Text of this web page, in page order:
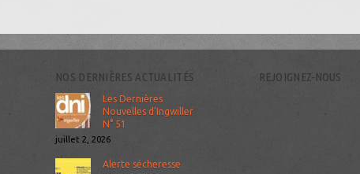
NOS DERNIÈRES ACTUALITÉS
Les Dernières
Nouvelles d’Ingwiller
N° 51
juillet 2, 2026
Alerte sécheresse
REJOIGNEZ-NOUS